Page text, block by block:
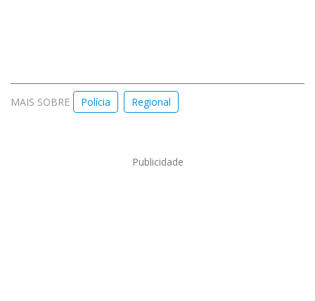
MAIS SOBRE Polícia Regional
Publicidade